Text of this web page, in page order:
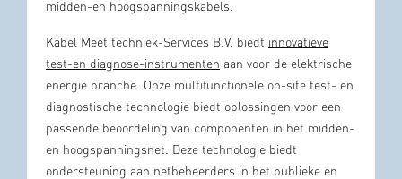
midden-en hoogspanningskabels.
Kabel Meet techniek-Services B.V. biedt innovatieve
test-en diagnose-instrumenten aan voor de elektrische
energie branche. Onze multifunctionele on-site test- en
diagnostische technologie biedt oplossingen voor een
passende beoordeling van componenten in het midden-
en hoogspanningsnet. Deze technologie biedt
ondersteuning aan netbeheerders in het publieke en